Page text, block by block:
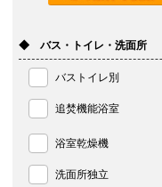
◆ バス・トイレ・洗面所
バストイレ別
追焚機能浴室
浴室乾燥機
洗面所独立